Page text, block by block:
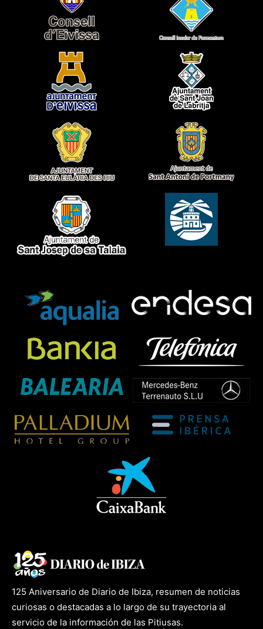
125 Aniversario de Diario de Ibiza, resumen de noticias
curiosas o destacadas a lo largo de su trayectoria al
servicio de la información de las Pitiusas.